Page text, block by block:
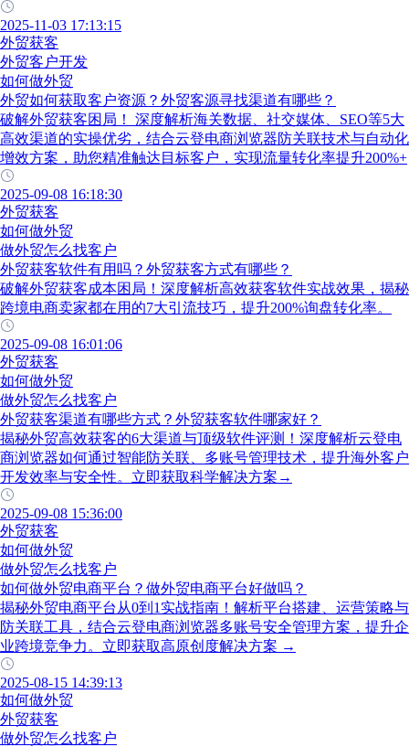
2025-11-03 17:13:15
外贸获客
外贸客户开发
如何做外贸
外贸如何获取客户资源？外贸客源寻找渠道有哪些？
破解外贸获客困局！ 深度解析海关数据、社交媒体、SEO等5大
高效渠道的实操优劣，结合云登电商浏览器防关联技术与自动化
增效方案，助您精准触达目标客户，实现流量转化率提升200%+
2025-09-08 16:18:30
外贸获客
如何做外贸
做外贸怎么找客户
外贸获客软件有用吗？外贸获客方式有哪些？
破解外贸获客成本困局！深度解析高效获客软件实战效果，揭秘
跨境电商卖家都在用的7大引流技巧，提升200%询盘转化率。
2025-09-08 16:01:06
外贸获客
如何做外贸
做外贸怎么找客户
外贸获客渠道有哪些方式？外贸获客软件哪家好？
揭秘外贸高效获客的6大渠道与顶级软件评测！深度解析云登电
商浏览器如何通过智能防关联、多账号管理技术，提升海外客户
开发效率与安全性。立即获取科学解决方案→
2025-09-08 15:36:00
外贸获客
如何做外贸
做外贸怎么找客户
如何做外贸电商平台？做外贸电商平台好做吗？
揭秘外贸电商平台从0到1实战指南！解析平台搭建、运营策略与
防关联工具，结合云登电商浏览器多账号安全管理方案，提升企
业跨境竞争力。立即获取高原创度解决方案 →
2025-08-15 14:39:13
如何做外贸
外贸获客
做外贸怎么找客户